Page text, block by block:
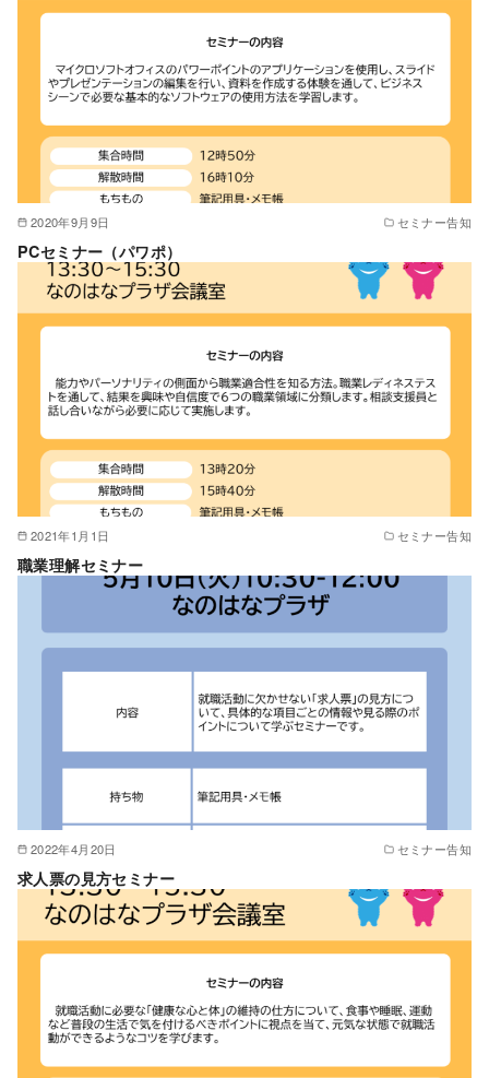
2020年9月9日 セミナー告知
PCセミナー（パワポ）
2021年1月1日 セミナー告知
職業理解セミナー
2022年4月20日 セミナー告知
求人票の見方セミナー